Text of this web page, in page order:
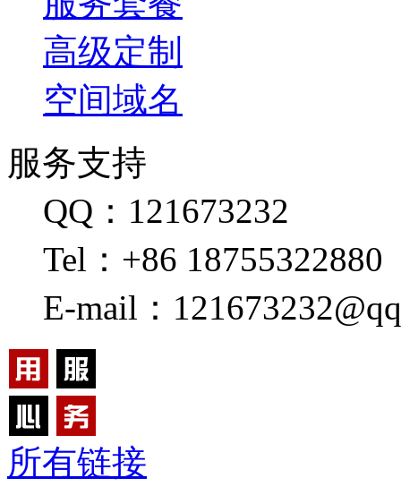
高级定制
空间域名
服务支持
QQ：121673232
Tel：+86 18755322880
E-mail：
所有链接